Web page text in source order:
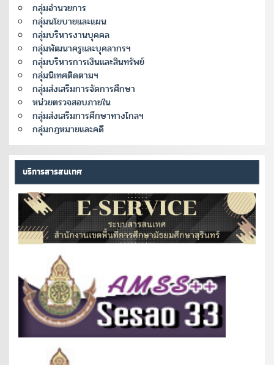
กลุ่มอำนวยการ
กลุ่มนโยบายและแผน
กลุ่มบริหารงานบุคคล
กลุ่มพัฒนาครูและบุคลากรฯ
กลุ่มบริหารการเงินและสินทรัพย์
กลุ่มนิเทศติดตามฯ
กลุ่มส่งเสริมการจัดการศึกษา
หน่วยตรวจสอบภายใน
กลุ่มส่งเสริมการศึกษาทางไกลฯ
กลุ่มกฎหมายและคดี
บริการสารสนเทศ